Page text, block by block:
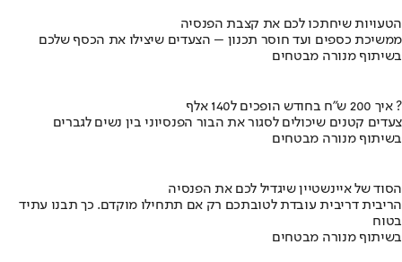
הטעויות שיחתכו לכם את קצבת הפנסיה
ממשיכת כספים ועד חוסר תכנון – הצעדים שיצילו את הכסף שלכם
בשיתוף מנורה מבטחים
איך 200 ש"ח בחודש הופכים ל140 אלף ?
צעדים קטנים שיכולים לסגור את הבור הפנסיוני בין נשים לגברים
בשיתוף מנורה מבטחים
הסוד של איינשטיין שיגדיל לכם את הפנסיה
הריבית דריבית עובדת לטובתכם רק אם תתחילו מוקדם. כך תבנו עתיד
בטוח
בשיתוף מנורה מבטחים